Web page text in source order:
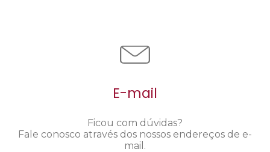
E-mail
Ficou com dúvidas?
Fale conosco através dos nossos endereços de e-
mail.